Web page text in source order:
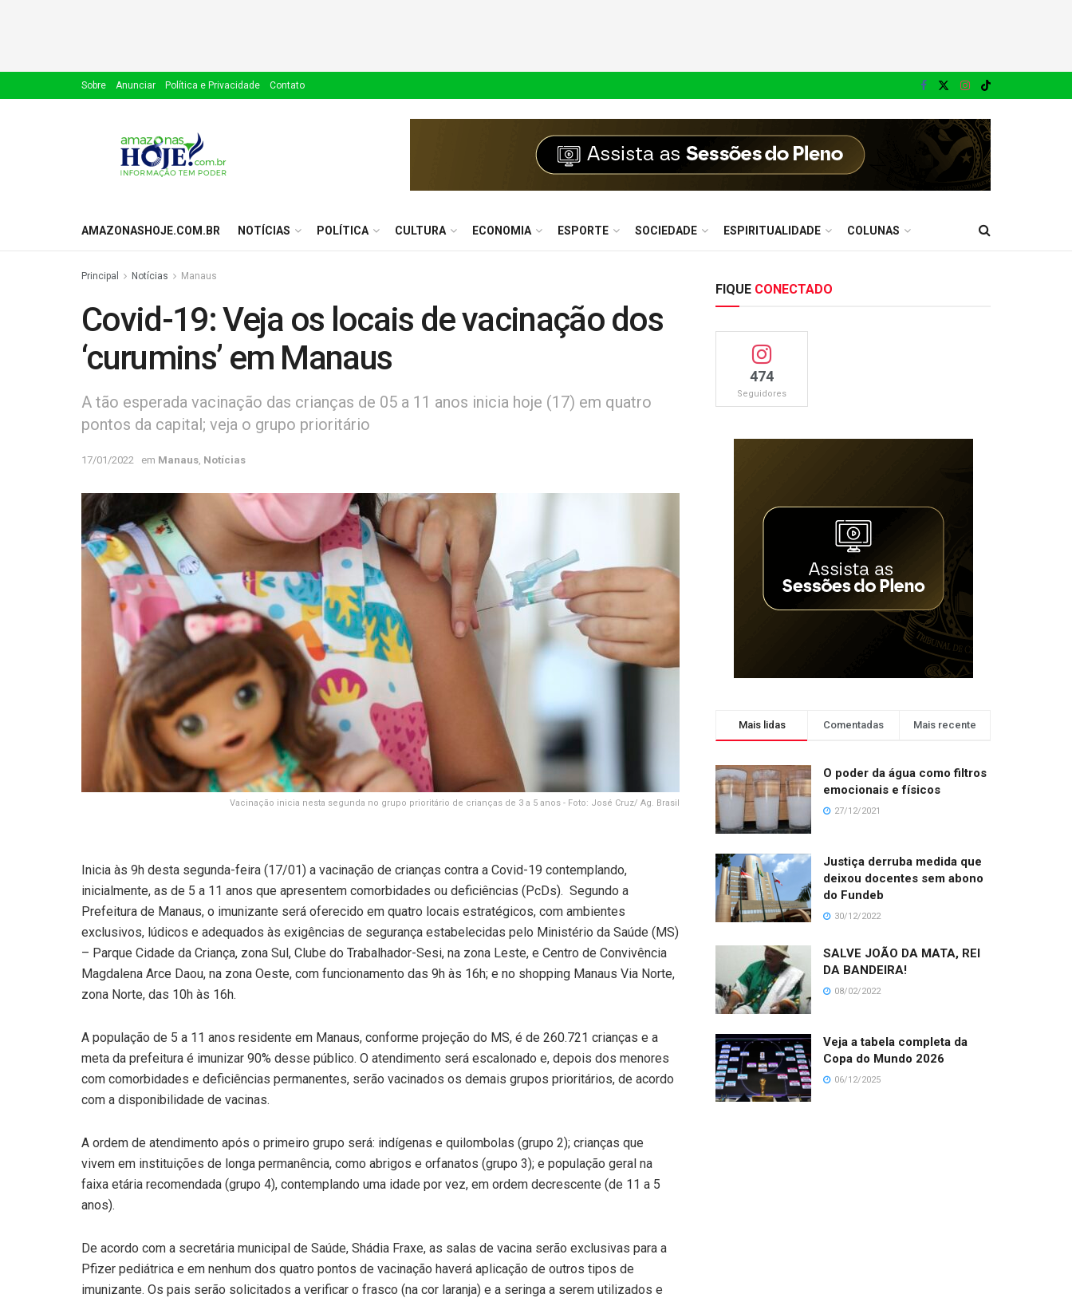
Sobre Anunciar Política e Privacidade Contato
AMAZONASHOJE.COM.BR NOTÍCIAS POLÍTICA CULTURA ECONOMIA ESPORTE SOCIEDADE ESPIRITUALIDADE COLUNAS
Principal Notícias Manaus
Covid-19: Veja os locais de vacinação dos
‘curumins’ em Manaus
A tão esperada vacinação das crianças de 05 a 11 anos inicia hoje (17) em quatro
pontos da capital; veja o grupo prioritário
17/01/2022 em Manaus Notícias
Vacinação inicia nesta segunda no grupo prioritário de crianças de 3 a 5 anos - Foto: José Cruz/ Ag. Brasil
Inicia às 9h desta segunda-feira (17/01) a vacinação de crianças contra a Covid-19 contemplando,
inicialmente, as de 5 a 11 anos que apresentem comorbidades ou deficiências (PcDs). Segundo a
Prefeitura de Manaus, o imunizante será oferecido em quatro locais estratégicos, com ambientes
exclusivos, lúdicos e adequados às exigências de segurança estabelecidas pelo Ministério da Saúde (MS)
– Parque Cidade da Criança, zona Sul, Clube do Trabalhador-Sesi, na zona Leste, e Centro de Convivência
Magdalena Arce Daou, na zona Oeste, com funcionamento das 9h às 16h; e no shopping Manaus Via Norte,
zona Norte, das 10h às 16h.
A população de 5 a 11 anos residente em Manaus, conforme projeção do MS, é de 260.721 crianças e a
meta da prefeitura é imunizar 90% desse público. O atendimento será escalonado e, depois dos menores
com comorbidades e deficiências permanentes, serão vacinados os demais grupos prioritários, de acordo
com a disponibilidade de vacinas.
A ordem de atendimento após o primeiro grupo será: indígenas e quilombolas (grupo 2); crianças que
vivem em instituições de longa permanência, como abrigos e orfanatos (grupo 3); e população geral na
faixa etária recomendada (grupo 4), contemplando uma idade por vez, em ordem decrescente (de 11 a 5
anos).
De acordo com a secretária municipal de Saúde, Shádia Fraxe, as salas de vacina serão exclusivas para a
Pfizer pediátrica e em nenhum dos quatro pontos de vacinação haverá aplicação de outros tipos de
imunizante. Os pais serão solicitados a verificar o frasco (na cor laranja) e a seringa a serem utilizados e
FIQUE CONECTADO
474
Seguidores
Mais lidas Comentadas Mais recente
O poder da água como filtros
emocionais e físicos
27/12/2021
Justiça derruba medida que
deixou docentes sem abono
do Fundeb
30/12/2022
SALVE JOÃO DA MATA, REI
DA BANDEIRA!
08/02/2022
Veja a tabela completa da
Copa do Mundo 2026
06/12/2025